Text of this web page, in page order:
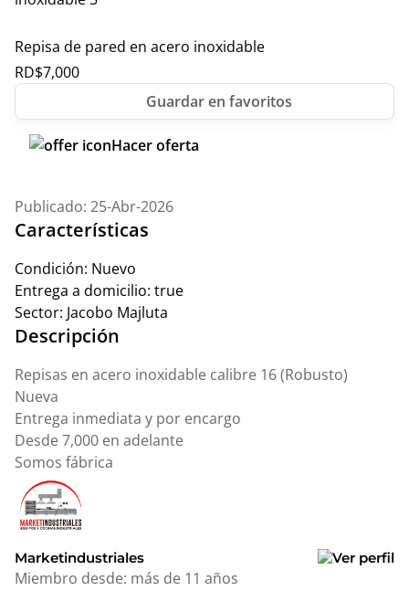
Repisa de pared en acero inoxidable
RD$7,000
Hacer oferta
Publicado: 25-Abr-2026
Características
Condición: Nuevo
Entrega a domicilio: true
Sector: Jacobo Majluta
Descripción
Repisas en acero inoxidable calibre 16 (Robusto)
Nueva
Entrega inmediata y por encargo
Desde 7,000 en adelante
Somos fábrica
Marketindustriales
Miembro desde: más de 11 años